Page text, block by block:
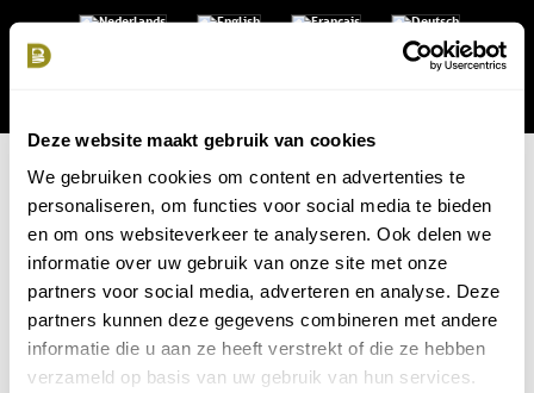
Deze website maakt gebruik van cookies
We gebruiken cookies om content en advertenties te
personaliseren, om functies voor social media te bieden
en om ons websiteverkeer te analyseren. Ook delen we
informatie over uw gebruik van onze site met onze
partners voor social media, adverteren en analyse. Deze
partners kunnen deze gegevens combineren met andere
informatie die u aan ze heeft verstrekt of die ze hebben
verzameld op basis van uw gebruik van hun services.
cabriolet 2
mei 13, 2026 / doorFamilie Kaper